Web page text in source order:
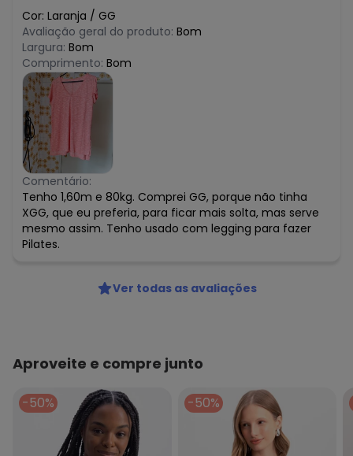
Cor: Laranja / GG
Avaliação geral do produto: Bom
Largura: Bom
Comprimento: Bom
Comentário:
Tenho 1,60m e 80kg. Comprei GG, porque não tinha
XGG, que eu preferia, para ficar mais solta, mas serve
mesmo assim. Tenho usado com legging para fazer
Pilates.
Ver todas as avaliações
Aproveite e compre junto
-50% -50%